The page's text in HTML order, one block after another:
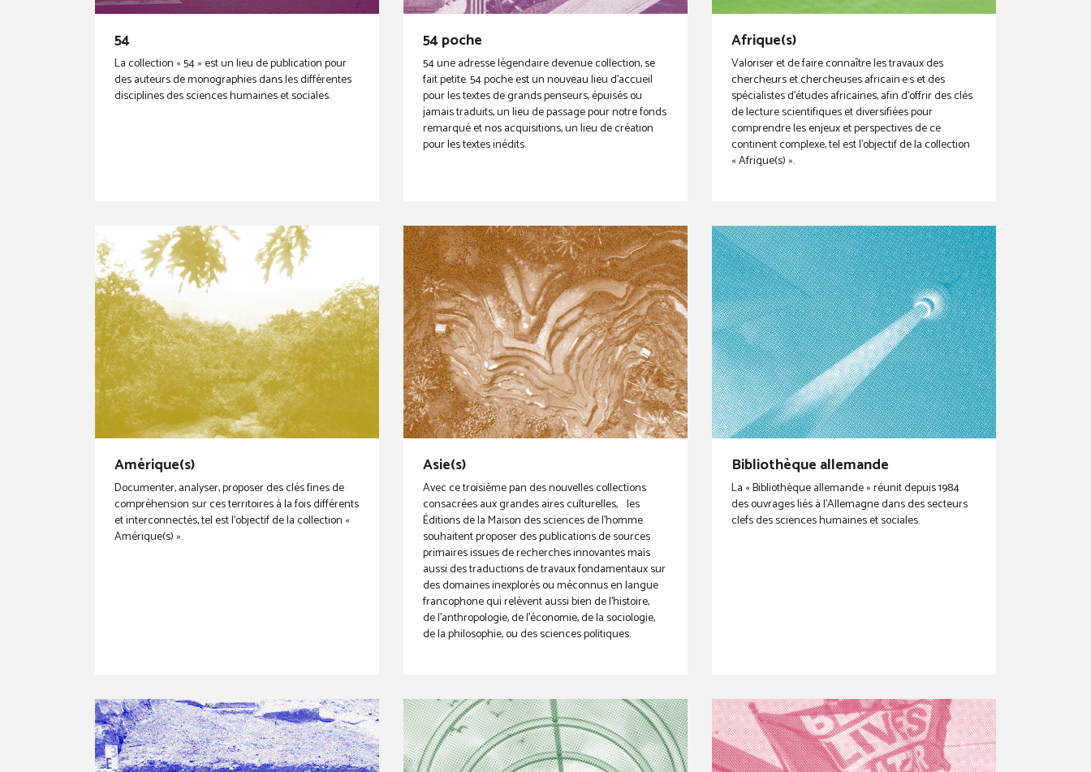
54
La collection « 54 » est un lieu de publication pour
des auteurs de monographies dans les différentes
disciplines des sciences humaines et sociales.
54 poche
54 une adresse légendaire devenue collection, se
fait petite. 54 poche est un nouveau lieu d’accueil
pour les textes de grands penseurs, épuisés ou
jamais traduits, un lieu de passage pour notre fonds
remarqué et nos acquisitions, un lieu de création
pour les textes inédits.
Afrique(s)
Valoriser et de faire connaître les travaux des
chercheurs et chercheuses africain·e·s et des
spécialistes d’études africaines, afin d’offrir des clés
de lecture scientifiques et diversifiées pour
comprendre les enjeux et perspectives de ce
continent complexe, tel est l’objectif de la collection
« Afrique(s) ».
Amérique(s)
Documenter, analyser, proposer des clés fines de
compréhension sur ces territoires à la fois différents
et interconnectés, tel est l’objectif de la collection «
Amérique(s) ».
Asie(s)
Avec ce troisième pan des nouvelles collections
consacrées aux grandes aires culturelles, les
Éditions de la Maison des sciences de l’homme
souhaitent proposer des publications de sources
primaires issues de recherches innovantes mais
aussi des traductions de travaux fondamentaux sur
des domaines inexplorés ou méconnus en langue
francophone qui relèvent aussi bien de l’histoire,
de l’anthropologie, de l’économie, de la sociologie,
de la philosophie, ou des sciences politiques.
Bibliothèque allemande
La « Bibliothèque allemande » réunit depuis 1984
des ouvrages liés à l’Allemagne dans des secteurs
clefs des sciences humaines et sociales.